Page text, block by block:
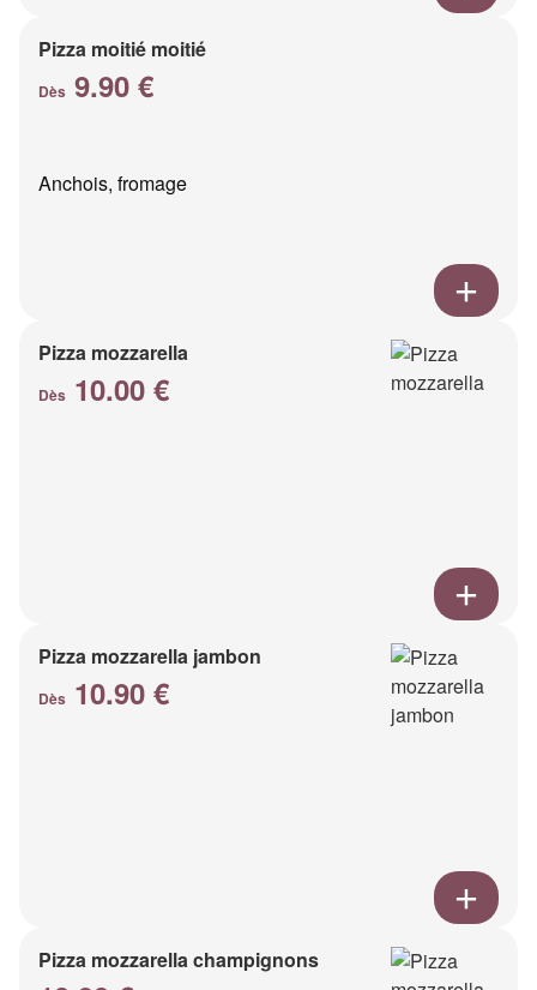
Pizza moitié moitié
Dès 9.90 €
Anchois, fromage
Pizza mozzarella
Dès 10.00 €
Pizza mozzarella jambon
Dès 10.90 €
Pizza mozzarella champignons